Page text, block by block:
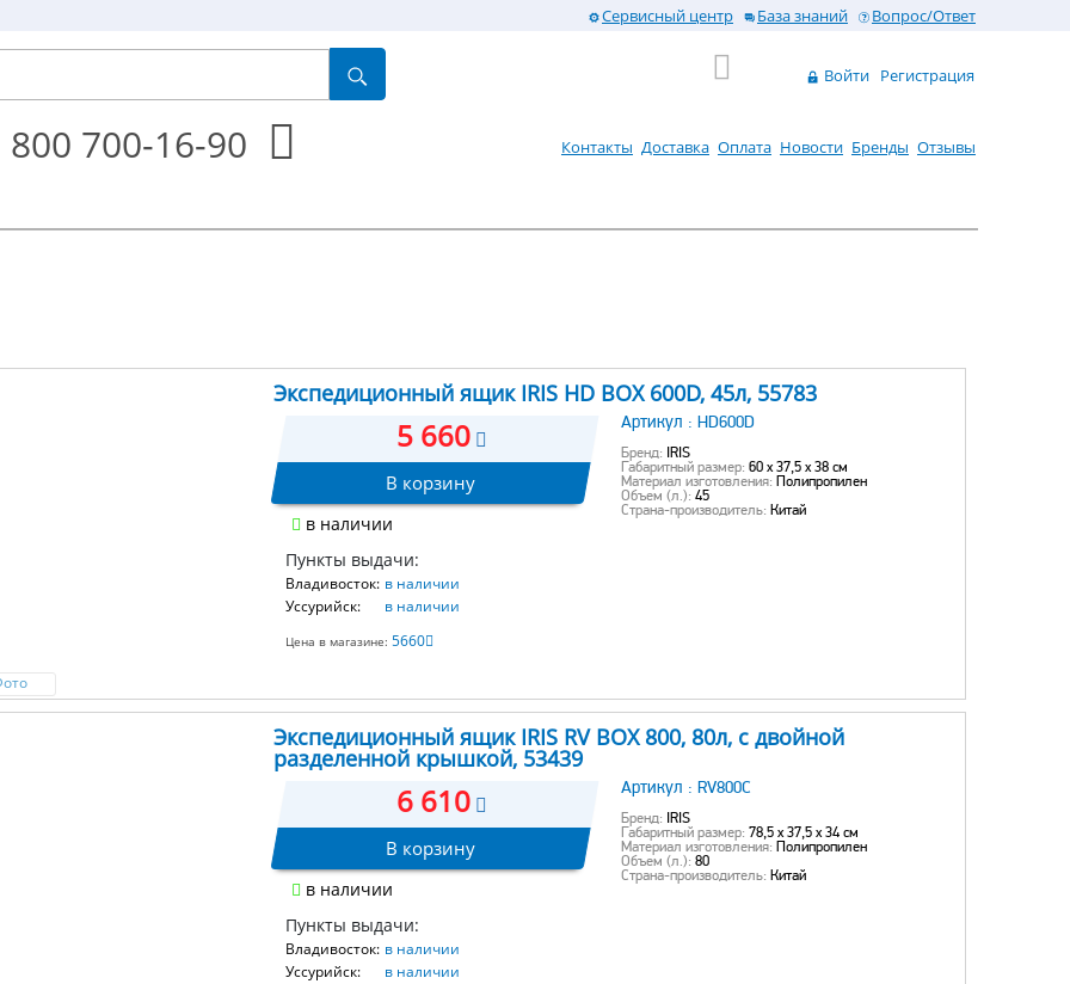
Сервисный центр База знаний Вопрос/Ответ
Войти Регистрация
800 700-16-90 Контакты Доставка Оплата Новости Бренды Отзывы
Экспедиционный ящик IRIS HD BOX 600D, 45л, 55783
5 660
В корзину
в наличии
Пункты выдачи:
Владивосток: в наличии
Уссурийск:
в наличии
Цена в магазине: 5660
Артикул : HD600D
Бренд: IRIS
Габаритный размер: 60 x 37,5 x 38 см
Материал изготовления: Полипропилен
Объем (л.): 45
Страна-производитель: Китай
Экспедиционный ящик IRIS RV BOX 800, 80л, c двойной
разделенной крышкой, 53439
6 610
В корзину
в наличии
Пункты выдачи:
Владивосток: в наличии
Уссурийск:
в наличии
Артикул : RV800C
Бренд: IRIS
Габаритный размер: 78,5 x 37,5 x 34 см
Материал изготовления: Полипропилен
Объем (л.): 80
Страна-производитель: Китай